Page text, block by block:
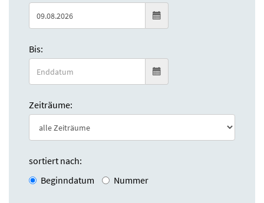
Bis:
Zeiträume:
sortiert nach:
Beginndatum
Nummer